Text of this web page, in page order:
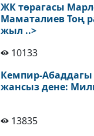
ЖК төрагасы
Маматалиев Тоң
жыл ..>
10133
Кемпир-
жансыз дене:
13835